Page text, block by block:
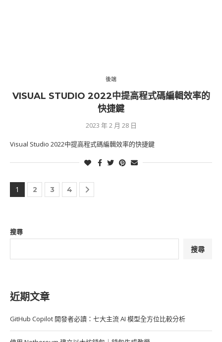
後端
VISUAL STUDIO 2022中提高程式碼編輯效率的
快捷鍵
2023 年 2 月 28 日
Visual Studio 2022中提高程式碼編輯效率的快捷鍵
1 2 3 4
搜尋
搜尋
近期文章
GitHub Copilot 開發者必讀：七大主流 AI 模型全方位比較分析